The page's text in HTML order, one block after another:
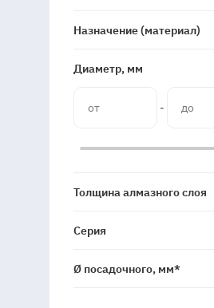
Назначение (материал)
Диаметр, мм
-
Толщина алмазного слоя
Серия
Ø посадочного, мм*